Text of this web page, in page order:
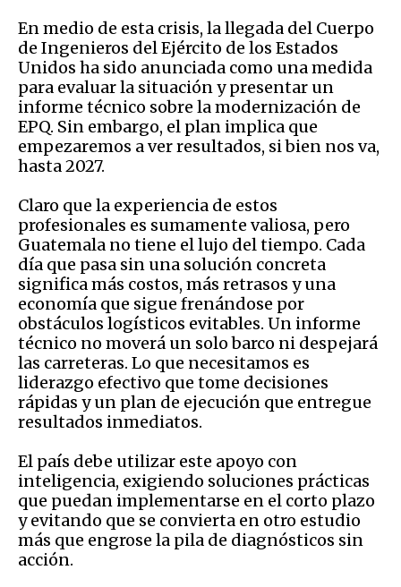
En medio de esta crisis, la llegada del Cuerpo
de Ingenieros del Ejército de los Estados
Unidos ha sido anunciada como una medida
para evaluar la situación y presentar un
informe técnico sobre la modernización de
EPQ. Sin embargo, el plan implica que
empezaremos a ver resultados, si bien nos va,
hasta 2027.
Claro que la experiencia de estos
profesionales es sumamente valiosa, pero
Guatemala no tiene el lujo del tiempo. Cada
día que pasa sin una solución concreta
significa más costos, más retrasos y una
economía que sigue frenándose por
obstáculos logísticos evitables. Un informe
técnico no moverá un solo barco ni despejará
las carreteras. Lo que necesitamos es
liderazgo efectivo que tome decisiones
rápidas y un plan de ejecución que entregue
resultados inmediatos.
El país debe utilizar este apoyo con
inteligencia, exigiendo soluciones prácticas
que puedan implementarse en el corto plazo
y evitando que se convierta en otro estudio
más que engrose la pila de diagnósticos sin
acción.